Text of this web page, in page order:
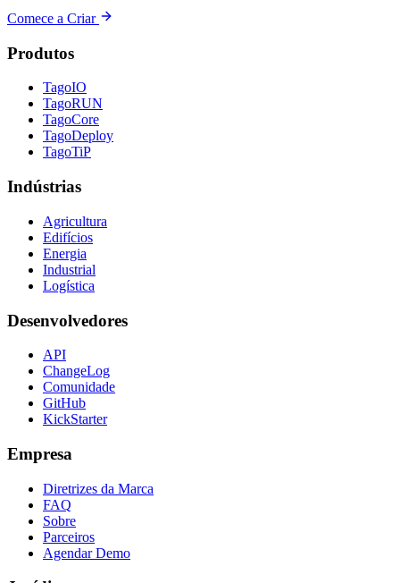
Comece a Criar
Produtos
TagoIO
TagoRUN
TagoCore
TagoDeploy
TagoTiP
Indústrias
Agricultura
Edifícios
Energia
Industrial
Logística
Desenvolvedores
API
ChangeLog
Comunidade
GitHub
KickStarter
Empresa
Diretrizes da Marca
FAQ
Sobre
Parceiros
Agendar Demo